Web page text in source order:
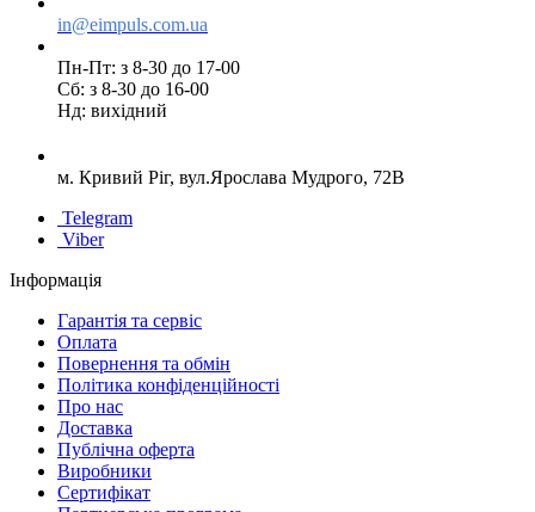
in@eimpuls.com.ua
Пн-Пт: з 8-30 до 17-00
Сб: з 8-30 до 16-00
Нд: вихідний
м. Кривий Ріг, вул.Ярослава Мудрого, 72В
Telegram
Viber
Інформація
Гарантія та сервіс
Оплата
Повернення та обмін
Політика конфіденційності
Про нас
Доставка
Публічна оферта
Виробники
Сертифікат